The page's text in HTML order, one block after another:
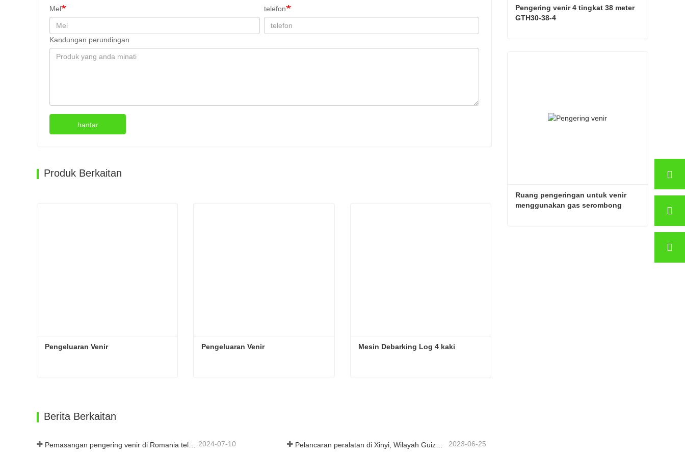
Mel telefon
Kandungan perundingan
hantar
Produk Berkaitan
Pengeluaran Venir Pengeluaran Venir Mesin Debarking Log 4 kaki
Berita Berkaitan
2024-07-10 Pelancaran peralatan di Xinyi, Wilayah Guizhou, China 2023-06-25
Pengering venir 4 tingkat 38 meter
GTH30-38-4
Ruang pengeringan untuk venir
menggunakan gas serombong